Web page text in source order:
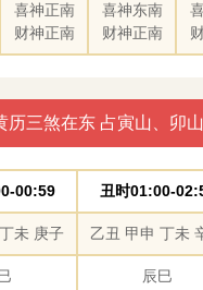
喜神正南
财神正南
喜神东南
财神正南
历三煞在东 占寅山、卯
00:59 丑时01:00-
未 庚子 乙丑 甲申 丁未
辰巳